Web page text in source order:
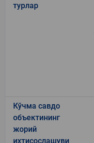
турлар
Кўчма савдо
объектининг
жорий
ихтисослашуви